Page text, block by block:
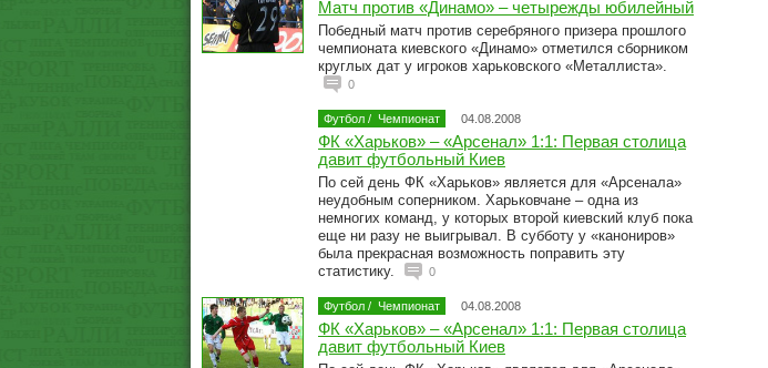
Матч против «Динамо» – четырежды юбилейный
Победный матч против серебряного призера прошлого
чемпионата киевского «Динамо» отметился сборником
круглых дат у игроков харьковского «Металлиста».
0
Футбол / Чемпионат 04.08.2008
ФК «Харьков» – «Арсенал» 1:1: Первая столица
давит футбольный Киев
По сей день ФК «Харьков» является для «Арсенала»
неудобным соперником. Харьковчане – одна из
немногих команд, у которых второй киевский клуб пока
еще ни разу не выигрывал. В субботу у «канониров»
была прекрасная возможность поправить эту
статистику.
0
Футбол / Чемпионат 04.08.2008
ФК «Харьков» – «Арсенал» 1:1: Первая столица
давит футбольный Киев